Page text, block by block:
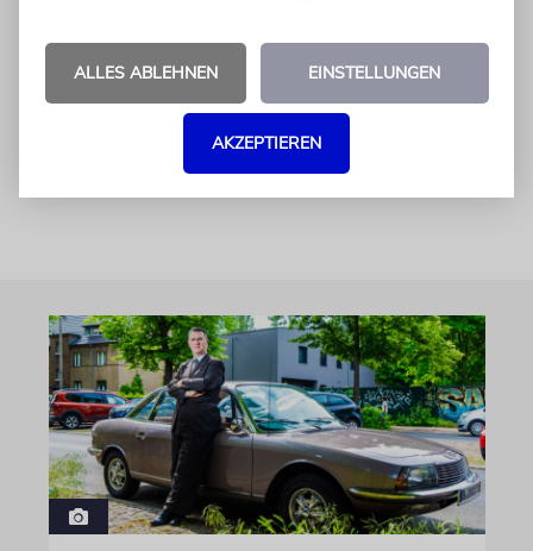
war unser großes Glück. Ihre Integration
haben die Gemeinden so gut wie geschafft«,
dann noch ein Wunsch, »dass aus dem
Miteinander Normalität wird.«
ALLES ABLEHNEN EINSTELLUNGEN
AKZEPTIEREN